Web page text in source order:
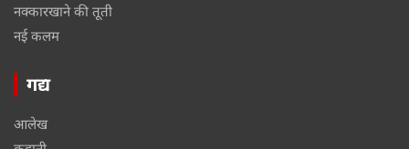
नक्कारखाने की तूती
नई कलम
गद्य
आलेख